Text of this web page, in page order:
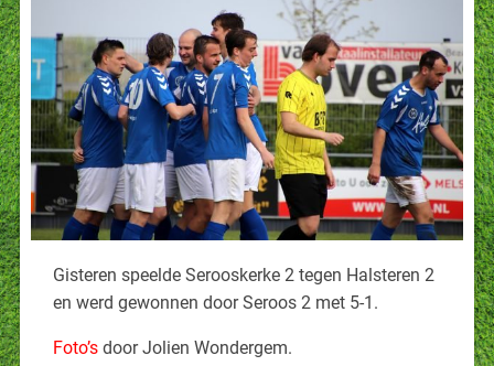
Gisteren speelde Serooskerke 2 tegen Halsteren 2
en werd gewonnen door Seroos 2 met 5-1.
Foto’sdoor Jolien Wondergem.